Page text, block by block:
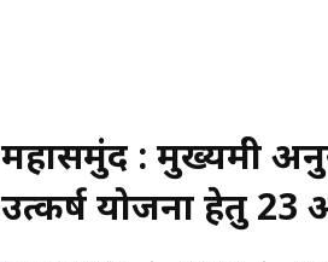
महासमुंद : मुख्यमंत्री
उत्कर्ष योजना हेतु 23